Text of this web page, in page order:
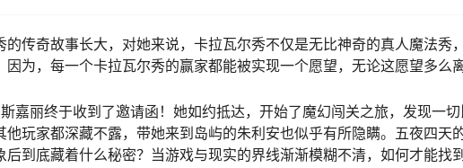
传奇故事长大，对她来说，卡拉瓦尔秀不仅是无比神奇的真人魔法秀
为，每一个卡拉瓦尔秀的赢家都能被实现一个愿望，无论这愿望多么
嘉丽终于收到了邀请函！她如约抵达，开始了魔幻闯关之旅，发现一
玩家都深藏不露，带她来到岛屿的朱利安也似乎有所隐瞒。五夜四天
到底藏着什么秘密？当游戏与现实的界线渐渐模糊不清，如何才能找